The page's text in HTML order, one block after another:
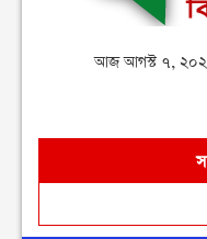
আজ আগস্ট ৭,